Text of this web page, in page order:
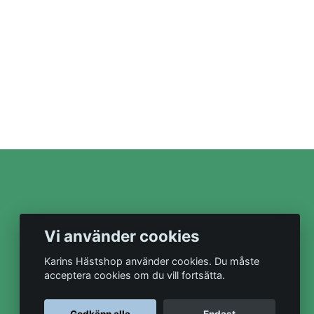
Vi använder cookies
Karins Hästshop använder cookies. Du måste
acceptera cookies om du vill fortsätta.